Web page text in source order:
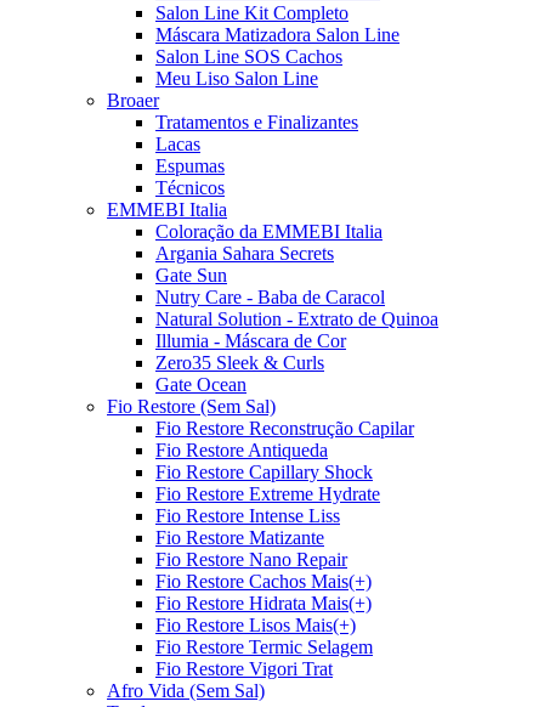
Salon Line Kit Completo
Máscara Matizadora Salon Line
Salon Line SOS Cachos
Meu Liso Salon Line
Broaer
Tratamentos e Finalizantes
Lacas
Espumas
Técnicos
EMMEBI Italia
Coloração da EMMEBI Italia
Argania Sahara Secrets
Gate Sun
Nutry Care - Baba de Caracol
Natural Solution - Extrato de Quinoa
Illumia - Máscara de Cor
Zero35 Sleek & Curls
Gate Ocean
Fio Restore (Sem Sal)
Fio Restore Reconstrução Capilar
Fio Restore Antiqueda
Fio Restore Capillary Shock
Fio Restore Extreme Hydrate
Fio Restore Intense Liss
Fio Restore Matizante
Fio Restore Nano Repair
Fio Restore Cachos Mais(+)
Fio Restore Hidrata Mais(+)
Fio Restore Lisos Mais(+)
Fio Restore Termic Selagem
Fio Restore Vigori Trat
Afro Vida (Sem Sal)